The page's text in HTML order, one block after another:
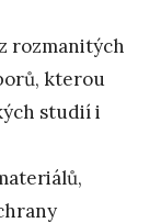
rozmanitých
kterou
studií i